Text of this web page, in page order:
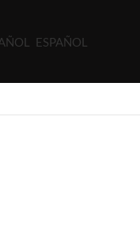
ESPAÑOL